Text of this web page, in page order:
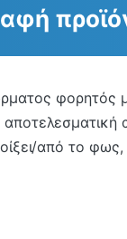
φορητός
από το